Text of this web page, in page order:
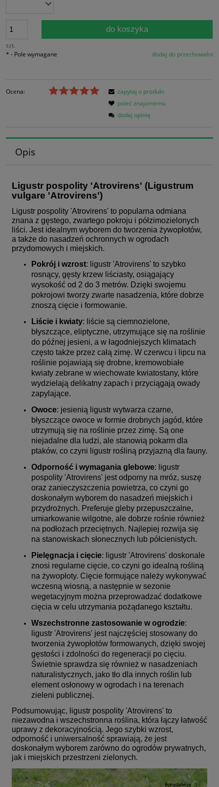
szt.
do koszyka
dodaj do przechowalni
* - Pole wymagane
Ocena:
zapytaj o produkt
poleć znajomemu
dodaj opinię
Opis
Ligustr pospolity 'Atrovirens' (Ligustrum
vulgare 'Atrovirens')
Ligustr pospolity 'Atrovirens' to popularna odmiana
znana z gęstego, zwartego pokroju i półzimozielonych
liści. Jest idealnym wyborem do tworzenia żywopłotów,
a także do nasadzeń ochronnych w ogrodach
przydomowych i miejskich.
Pokrój i wzrost: ligustr 'Atrovirens' to szybko
rosnący, gęsty krzew liściasty, osiągający
wysokość od 2 do 3 metrów. Dzięki swojemu
pokrojowi tworzy zwarte nasadzenia, które dobrze
znoszą cięcie i formowanie.
Liście i kwiaty: liście są ciemnozielone,
błyszczące, eliptyczne, utrzymujące się na roślinie
do późnej jesieni, a w łagodniejszych klimatach
często także przez całą zimę. W czerwcu i lipcu na
roślinie pojawiają się drobne, kremowobiałe
kwiaty zebrane w wiechowate kwiatostany, które
wydzielają delikatny zapach i przyciągają owady
zapylające.
Owoce: jesienią ligustr wytwarza czarne,
błyszczące owoce w formie drobnych jagód, które
utrzymują się na roślinie przez zimę. Są one
niejadalne dla ludzi, ale stanowią pokarm dla
ptaków, co czyni ligustr rośliną przyjazną dla fauny.
Odporność i wymagania glebowe: ligustr
pospolity 'Atrovirens' jest odporny na mróz, suszę
oraz zanieczyszczenia powietrza, co czyni go
doskonałym wyborem do nasadzeń miejskich i
przydrożnych. Preferuje gleby przepuszczalne,
umiarkowanie wilgotne, ale dobrze rośnie również
na podłożach przeciętnych. Najlepiej rozwija się
na stanowiskach słonecznych lub półcienistych.
Pielęgnacja i cięcie: ligustr 'Atrovirens' doskonale
znosi regularne cięcie, co czyni go idealną rośliną
na żywopłoty. Cięcie formujące należy wykonywać
wczesną wiosną, a następnie w sezonie
wegetacyjnym można przeprowadzać dodatkowe
cięcia w celu utrzymania pożądanego kształtu.
Wszechstronne zastosowanie w ogrodzie:
ligustr 'Atrovirens' jest najczęściej stosowany do
tworzenia żywopłotów formowanych, dzięki swojej
gęstości i zdolności do regeneracji po cięciu.
Świetnie sprawdza się również w nasadzeniach
naturalistycznych, jako tło dla innych roślin lub
element osłonowy w ogrodach i na terenach
zieleni publicznej.
Podsumowując, ligustr pospolity 'Atrovirens' to
niezawodna i wszechstronna roślina, która łączy łatwość
uprawy z dekoracyjnością. Jego szybki wzrost,
odporność i uniwersalność sprawiają, że jest
doskonałym wyborem zarówno do ogrodów prywatnych,
jak i miejskich przestrzeni zielonych.